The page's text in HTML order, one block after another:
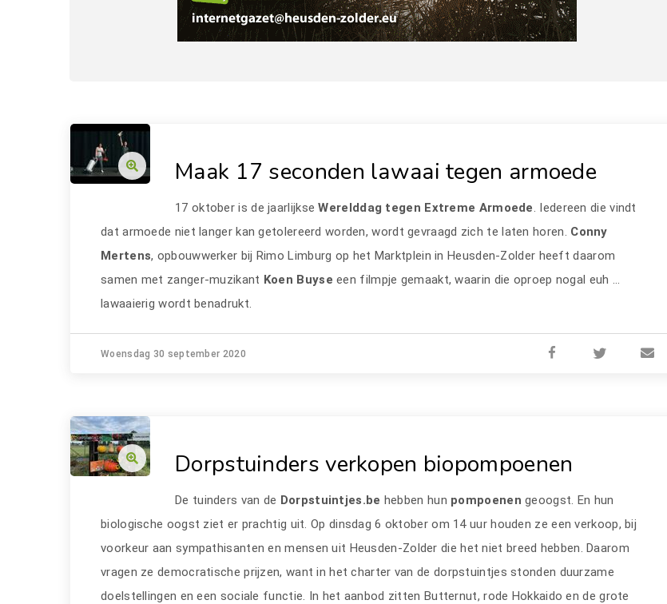
Maak 17 seconden lawaai tegen armoede
17 oktober is de jaarlijkse Werelddag tegen Extreme Armoede. Iedereen die vindt
dat armoede niet langer kan getolereerd worden, wordt gevraagd zich te laten horen. Conny
Mertens, opbouwwerker bij Rimo Limburg op het Marktplein in Heusden-Zolder heeft daarom
samen met zanger-muzikant Koen Buyseeen filmpje gemaakt, waarin die oproep nogal euh ...
lawaaierig wordt benadrukt.
Woensdag 30 september 2020
Dorpstuinders verkopen biopompoenen
De tuinders van de Dorpstuintjes.be hebben hun pompoenengeoogst. En hun
biologische oogst ziet er prachtig uit. Op dinsdag 6 oktober om 14 uur houden ze een verkoop, bij
voorkeur aan sympathisanten en mensen uit Heusden-Zolder die het niet breed hebben. Daarom
vragen ze democratische prijzen, want in het charter van de dorpstuintjes stonden duurzame
doelstellingen en een sociale functie. In het aanbod zitten Butternut, rode Hokkaido en de grote